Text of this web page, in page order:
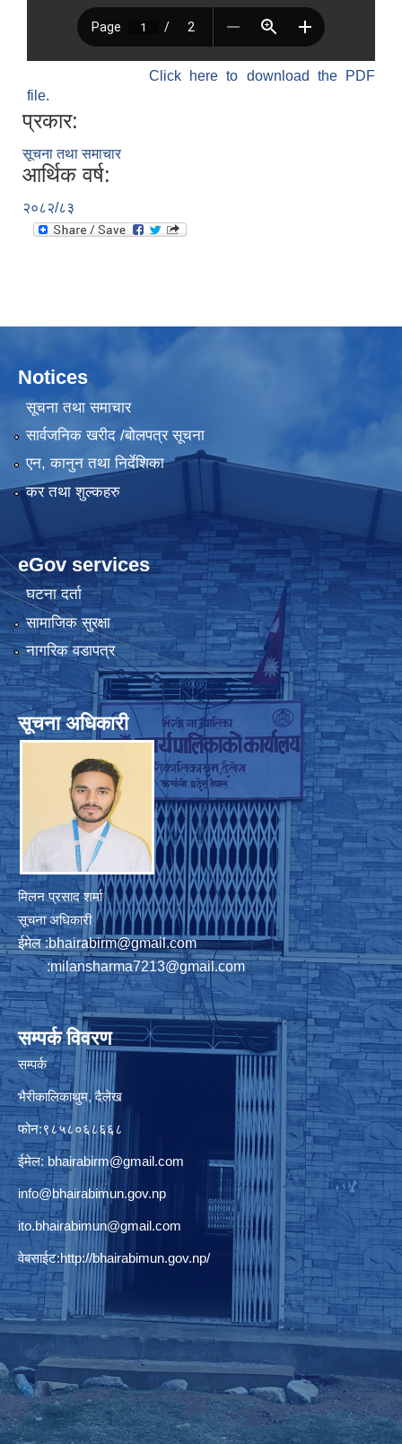
Click here to download the PDF
file.
प्रकार:
सूचना तथा समाचार
आर्थिक वर्ष:
२०८२/८३
Notices
सूचना तथा समाचार
सार्वजनिक खरीद /बोलपत्र सूचना
एन, कानुन तथा निर्देशिका
कर तथा शुल्कहरु
eGov services
घटना दर्ता
सामाजिक सुरक्षा
नागरिक वडापत्र
सूचना अधिकारी
मिलन प्रसाद शर्मा
सूचना अधिकारी
ईमेल :bhairabirm@gmail.com
:milansharma7213@gmail.com
सम्पर्क विवरण
सम्पर्क
भैरीकालिकाथुम, दैलेख
फोन:९८५८०६८६६८
ईमेल: bhairabirm@gmail.com
info@bhairabimun.gov.np
ito.bhairabimun@gmail.com
वेबसाईट:http://bhairabimun.gov.np/